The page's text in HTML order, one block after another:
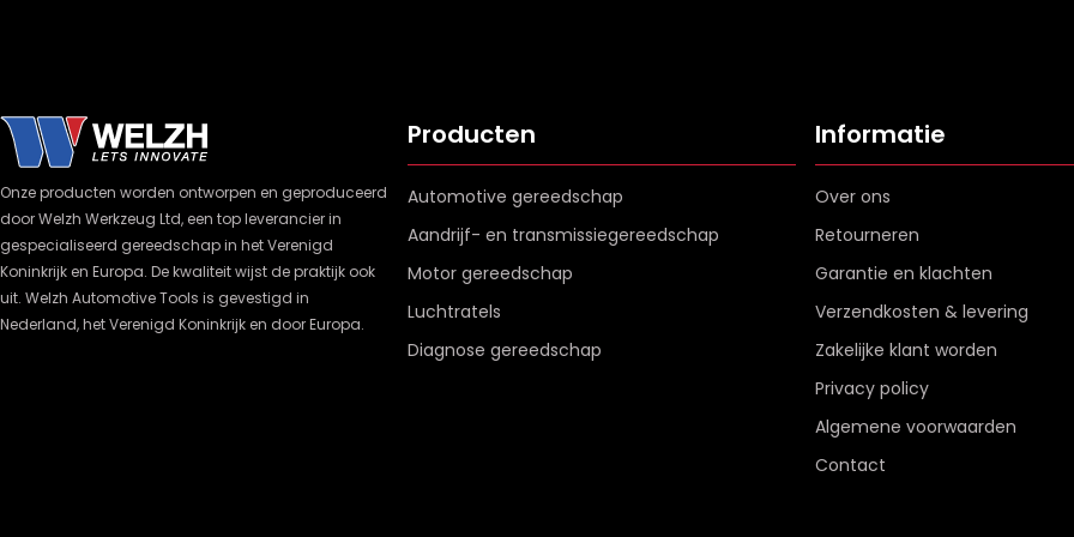
Onze producten worden ontworpen en geproduceerd
door Welzh Werkzeug Ltd, een top leverancier in
gespecialiseerd gereedschap in het Verenigd
Koninkrijk en Europa. De kwaliteit wijst de praktijk ook
uit. Welzh Automotive Tools is gevestigd in
Nederland, het Verenigd Koninkrijk en door Europa.
Producten
Automotive gereedschap
Aandrijf- en transmissiegereedschap
Motor gereedschap
Luchtratels
Diagnose gereedschap
Informatie
Over ons
Retourneren
Garantie en klachten
Verzendkosten & levering
Zakelijke klant worden
Privacy policy
Algemene voorwaarden
Contact